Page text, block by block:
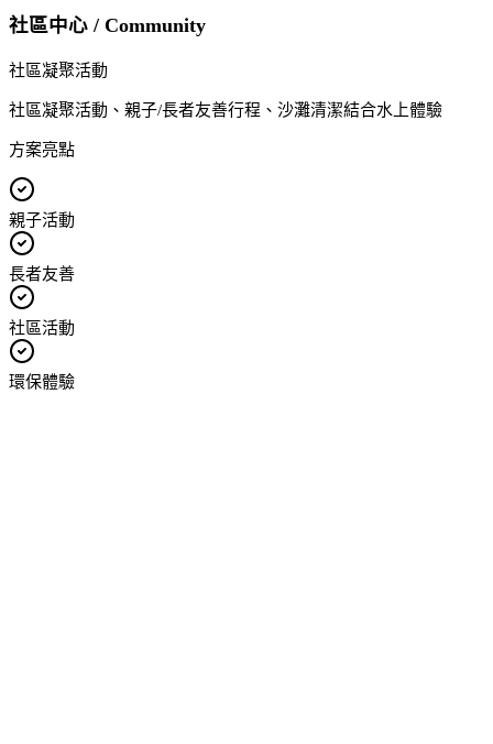
社區中心 / Community
社區凝聚活動
社區凝聚活動、親子/長者友善行程、沙灘清潔結合水上體驗
方案亮點
親子活動
長者友善
社區活動
環保體驗